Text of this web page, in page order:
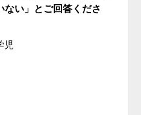
ない」とご回答くださ
児